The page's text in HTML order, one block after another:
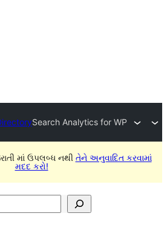
Search Analytics for WP
માં ઉપલબ્ધ નથી તેને અનુવાદિત કરવામાં
મદદ કરો!